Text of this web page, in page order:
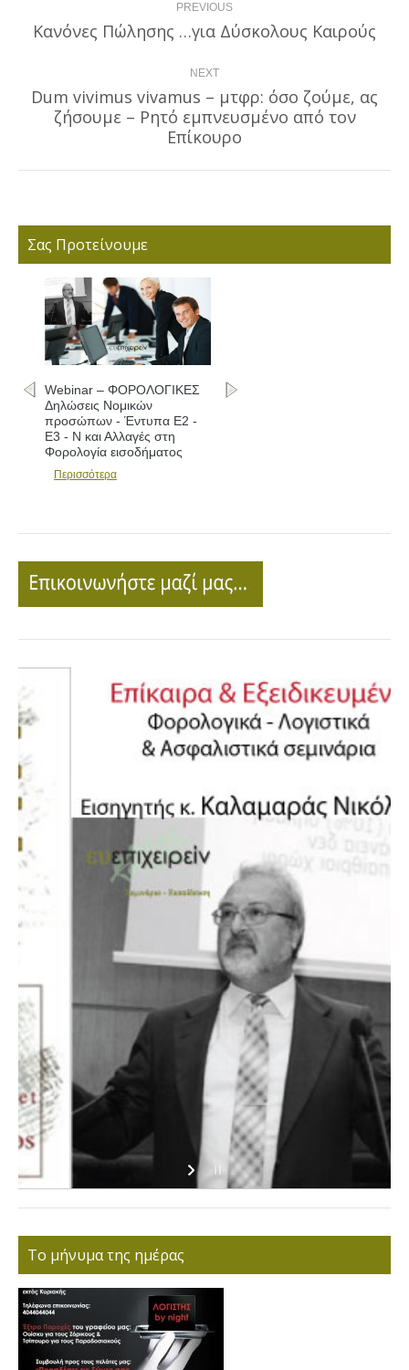
navigation PREVIOUS
Previous
Κανόνες Πώλησης …για Δύσκολους Καιρούς
NEXT
Next
post:
Dum vivimus vivamus – μτφρ: όσο ζούμε, ας
ζήσουμε – Ρητό εμπνευσμένο από τον
Επίκουρο
Σας Προτείνουμε
Webinar – ΦΟΡΟΛΟΓΙΚΕΣ
Δηλώσεις Νομικών
προσώπων - Έντυπα Ε2 -
Ε3 - Ν και Αλλαγές στη
Φορολογία εισοδήματος
Περισσότερα
Το μήνυμα της ημέρας